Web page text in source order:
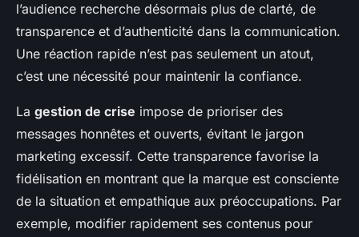
l’audience recherche désormais plus de clarté, de
transparence et d’authenticité dans la communication.
Une réaction rapide n’est pas seulement un atout,
c’est une nécessité pour maintenir la confiance.
La gestion de crise impose de prioriser des
messages honnêtes et ouverts, évitant le jargon
marketing excessif. Cette transparence favorise la
fidélisation en montrant que la marque est consciente
de la situation et empathique aux préoccupations. Par
exemple, modifier rapidement ses contenus pour